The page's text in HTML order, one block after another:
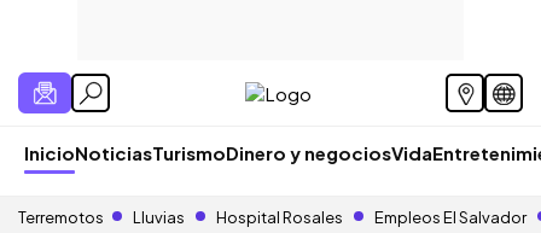
InicioNoticiasTurismoDinero y negociosVida
Terremotos Lluvias Hospital Rosales Empleos El Salvador